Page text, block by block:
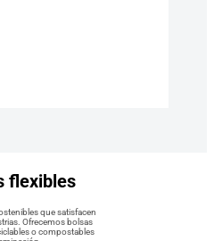
flexibles
que satisfacen
Ofrecemos bolsas
o compostables